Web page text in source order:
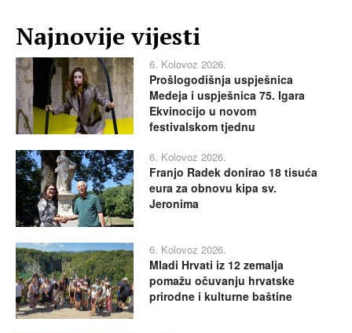
Najnovije vijesti
6. Kolovoz 2026.
Prošlogodišnja uspješnica
Medeja i uspješnica 75. Igara
Ekvinocijo u novom
festivalskom tjednu
6. Kolovoz 2026.
Franjo Radek donirao 18 tisuća
eura za obnovu kipa sv.
Jeronima
6. Kolovoz 2026.
Mladi Hrvati iz 12 zemalja
pomažu očuvanju hrvatske
prirodne i kulturne baštine